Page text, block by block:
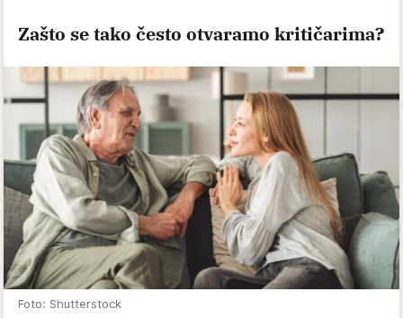
Zašto se tako često otvaramo kritičarima?
Foto: Shutterstock